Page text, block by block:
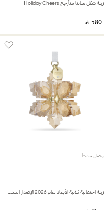
زينة شكل سانتا متأرجح Holiday Cheers
‎ ⃁ ⁦580⁩ ‎
وصل حديثاً
زينة احتفالية ثلاثية الأبعاد لعام 2026 الإصدار السنوي